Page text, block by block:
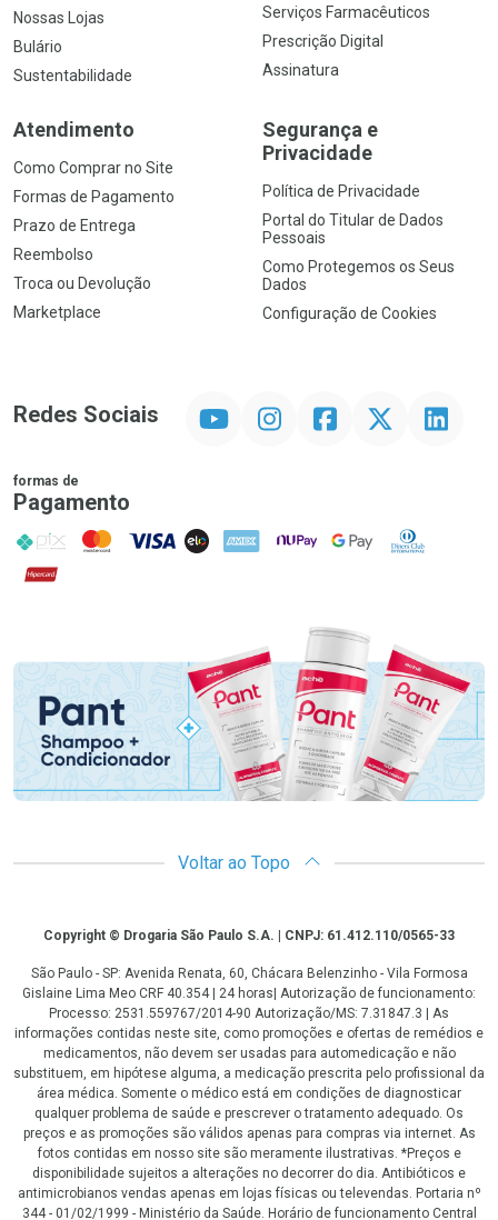
Nossas Lojas
Bulário
Sustentabilidade
Serviços Farmacêuticos
Prescrição Digital
Assinatura
Atendimento
Como Comprar no Site
Formas de Pagamento
Prazo de Entrega
Reembolso
Troca ou Devolução
Marketplace
Segurança e
Privacidade
Política de Privacidade
Portal do Titular de Dados
Pessoais
Como Protegemos os Seus
Dados
Configuração de Cookies
Redes Sociais InstagramFacebookTwitter Linkedin
formas de
Pagamento
PIX MasterCard
VISA ELO AMEX NuPay Google PayDiners Club
Hipercard
Promoção em Destaque
Voltar ao Topo
CopyrightCopyright © Drogaria São Paulo S.A. | CNPJ: 61.412.110/0565-33
São Paulo - SP: Avenida Renata, 60, Chácara Belenzinho - Vila Formosa
Gislaine Lima Meo CRF 40.354 | 24 horas| Autorização de funcionamento:
Processo: 2531.559767/2014-90 Autorização/MS: 7.31847.3 | As
informações contidas neste site, como promoções e ofertas de remédios e
medicamentos, não devem ser usadas para automedicação e não
substituem, em hipótese alguma, a medicação prescrita pelo profissional da
área médica. Somente o médico está em condições de diagnosticar
qualquer problema de saúde e prescrever o tratamento adequado. Os
preços e as promoções são válidos apenas para compras via internet. As
fotos contidas em nosso site são meramente ilustrativas. *Preços e
disponibilidade sujeitos a alterações no decorrer do dia. Antibióticos e
antimicrobianos vendas apenas em lojas físicas ou televendas. Portaria nº
344 - 01/02/1999 - Ministério da Saúde. Horário de funcionamento Central